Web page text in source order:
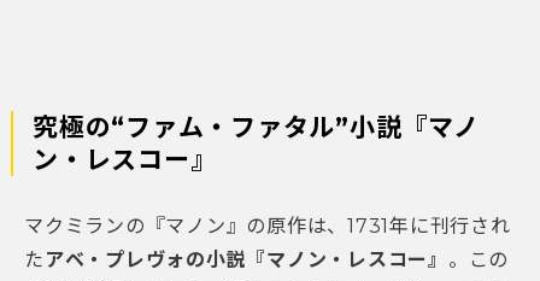
究極の“ファム・ファタル”小説『マノ
ン・レスコー』
マクミランの『マノン』の原作は、1731年に刊行され
た アベ・プレヴォの小説『マノン・レスコー』 。この